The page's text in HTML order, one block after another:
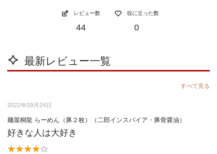
レビュー数
44
役に立った数
0
最新レビュー一覧
すべて見る
2022年09月24日
麺屋桐龍 らーめん（豚２枚）（二郎インスパイア・豚骨醤油）
好きな人は大好き